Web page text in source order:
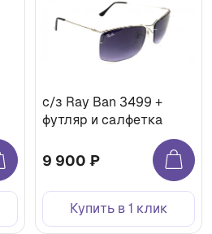
с/з Ray Ban 3499 +
футляр и салфетка
9 900 ₽
Купить в 1 клик